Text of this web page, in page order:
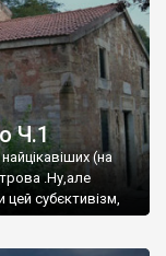
Ч.1
(на
.Ну,але
субєктивізм,